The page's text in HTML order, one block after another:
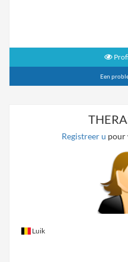
Een
Registreer u pour
Luik